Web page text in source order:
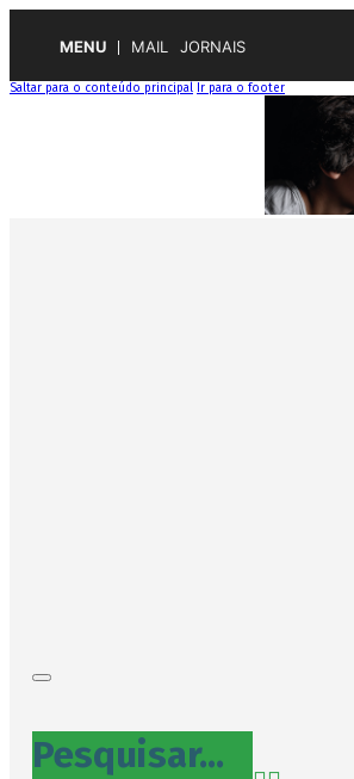
MENU MAIL JORNAIS
Saltar para o conteúdo principal Ir para o footer
Pesquisar...